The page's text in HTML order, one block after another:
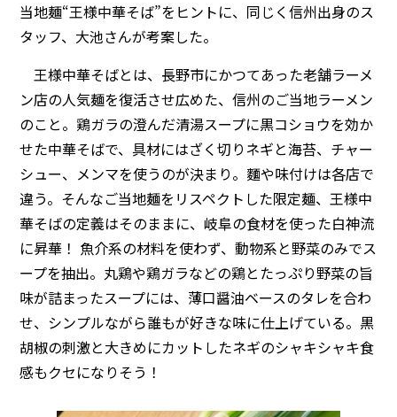
当地麺“王様中華そば”をヒントに、同じく信州出身のス
タッフ、大池さんが考案した。
王様中華そばとは、長野市にかつてあった老舗ラーメ
ン店の人気麺を復活させ広めた、信州のご当地ラーメン
のこと。鶏ガラの澄んだ清湯スープに黒コショウを効か
せた中華そばで、具材にはざく切りネギと海苔、チャー
シュー、メンマを使うのが決まり。麵や味付けは各店で
違う。そんなご当地麺をリスペクトした限定麺、王様中
華そばの定義はそのままに、岐阜の食材を使った白神流
に昇華！ 魚介系の材料を使わず、動物系と野菜のみでス
ープを抽出。丸鶏や鶏ガラなどの鶏とたっぷり野菜の旨
味が詰まったスープには、薄口醤油ベースのタレを合わ
せ、シンプルながら誰もが好きな味に仕上げている。黒
胡椒の刺激と大きめにカットしたネギのシャキシャキ食
感もクセになりそう！